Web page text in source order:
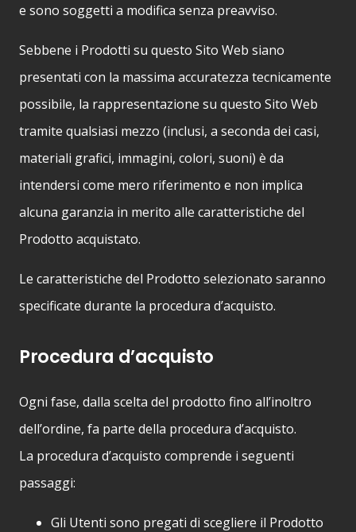
e sono soggetti a modifica senza preavviso.
Sebbene i Prodotti su questo Sito Web siano
presentati con la massima accuratezza tecnicamente
possibile, la rappresentazione su questo Sito Web
tramite qualsiasi mezzo (inclusi, a seconda dei casi,
materiali grafici, immagini, colori, suoni) è da
intendersi come mero riferimento e non implica
alcuna garanzia in merito alle caratteristiche del
Prodotto acquistato.
Le caratteristiche del Prodotto selezionato saranno
specificate durante la procedura d’acquisto.
Procedura d’acquisto
Ogni fase, dalla scelta del prodotto fino all’inoltro
dell’ordine, fa parte della procedura d’acquisto.
La procedura d’acquisto comprende i seguenti
passaggi:
Gli Utenti sono pregati di scegliere il Prodotto